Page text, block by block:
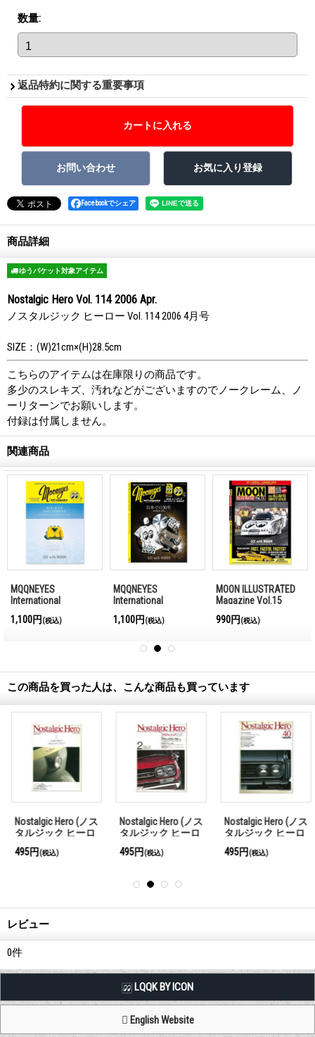
数量:
返品特約に関する重要事項
Facebookでシェア
商品詳細
ゆうパケット対象アイテム
Nostalgic Hero Vol. 114 2006 Apr.
ノスタルジック ヒーロー Vol. 114 2006 4月号
SIZE：(W)21cm×(H)28.5cm
こちらのアイテムは在庫限りの商品です。
多少のスレキズ、汚れなどがございますのでノークレーム、ノ
ーリターンでお願いします。
付録は付属しません。
関連商品
MQQNEYES
International
2016-2017
1,100円 (税込)
MQQNEYES
International
2016
1,100円 (税込)
MOON ILLUSTRATED
Magazine Vol.15
990円 (税込)
この商品を買った人は、こんな商品も買っています
Nostalgic Hero (ノス
タルジック ヒーロ
495円(税込)
Nostalgic Hero (ノス
タルジック ヒーロ
495円(税込)
Nostalgic Hero (ノス
タルジック ヒーロ
495円(税込)
レビュー
0件
LQQK BY ICON
English Website